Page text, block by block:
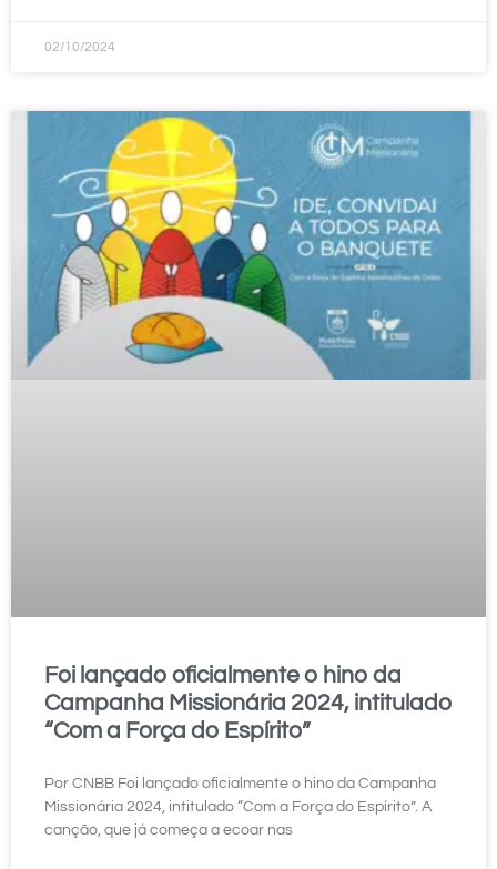
02/10/2024
Foi lançado oficialmente o hino da
Campanha Missionária 2024, intitulado
“Com a Força do Espírito”
Por CNBB Foi lançado oficialmente o hino da Campanha
Missionária 2024, intitulado “Com a Força do Espírito”. A
canção, que já começa a ecoar nas